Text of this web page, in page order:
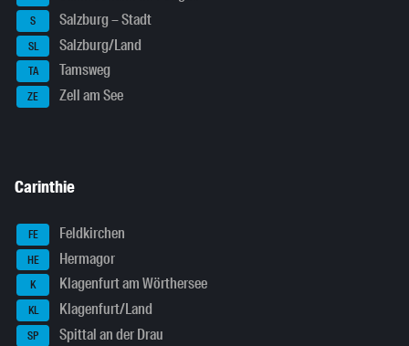
S Salzburg – Stadt
SL Salzburg/Land
TA Tamsweg
ZE Zell am See
Carinthie
FE Feldkirchen
HE Hermagor
K Klagenfurt am Wörthersee
KL Klagenfurt/Land
SP Spittal an der Drau